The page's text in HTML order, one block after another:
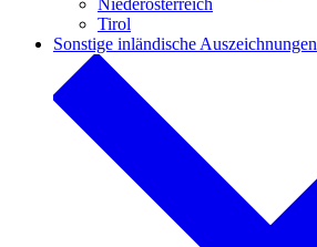
Niederösterreich
Tirol
Sonstige inländische Auszeichnungen